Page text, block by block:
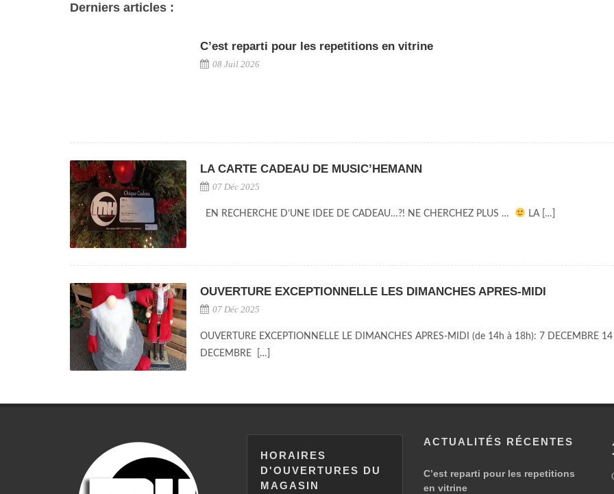
Derniers articles :
C’est reparti pour les repetitions en vitrine
08 Juil 2026
LA CARTE CADEAU DE MUSIC’HEMANN
07 Déc 2025
EN RECHERCHE D’UNE IDEE DE CADEAU…?! NE CHERCHEZ PLUS … LA […]
OUVERTURE EXCEPTIONNELLE LES DIMANCHES APRES-MIDI
07 Déc 2025
OUVERTURE EXCEPTIONNELLE LE DIMANCHES APRES-MIDI (de 14h à 18h): 7 DECEMBRE 14
DECEMBRE […]
HORAIRES
D'OUVERTURES DU
MAGASIN
ACTUALITÉS RÉCENTES
C’est reparti pour les repetitions
en vitrine